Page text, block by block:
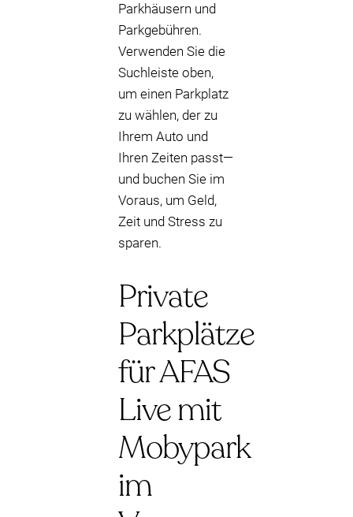
Parkhäusern und
Parkgebühren.
Verwenden Sie die
Suchleiste oben,
um einen Parkplatz
zu wählen, der zu
Ihrem Auto und
Ihren Zeiten passt—
und buchen Sie im
Voraus, um Geld,
Zeit und Stress zu
sparen.
Private
Parkplätze
für AFAS
Live mit
Mobypark
im